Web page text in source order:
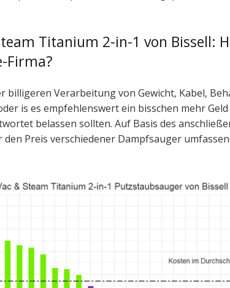
Titanium 2-in-1 von Bissell:
Firma?
billigeren Verarbeitung von Gewicht, Kabel,
is es empfehlenswert ein bisschen mehr
belassen sollten. Auf Basis des
den Preis verschiedener Dampfsauger